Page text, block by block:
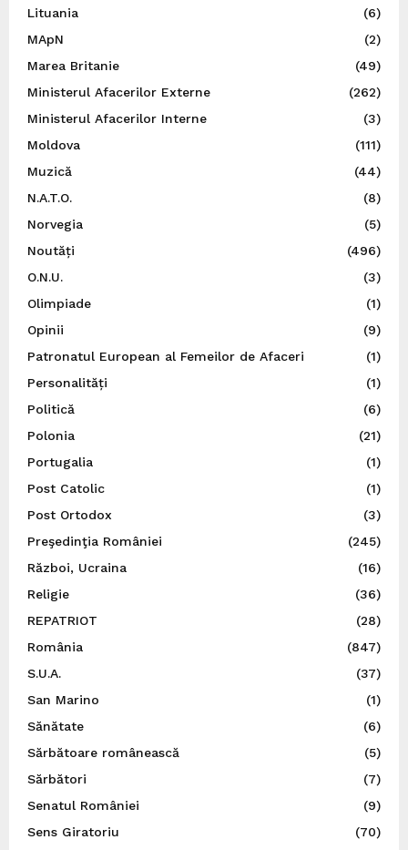
Lituania
(6)
MApN
(2)
Marea Britanie
(49)
Ministerul Afacerilor Externe
(262)
Ministerul Afacerilor Interne
(3)
Moldova
(111)
Muzică
(44)
N.A.T.O.
(8)
Norvegia
(5)
Noutăți
(496)
O.N.U.
(3)
Olimpiade
(1)
Opinii
(9)
Patronatul European al Femeilor de Afaceri
(1)
Personalități
(1)
Politică
(6)
Polonia
(21)
Portugalia
(1)
Post Catolic
(1)
Post Ortodox
(3)
Preşedinţia României
(245)
Război, Ucraina
(16)
Religie
(36)
REPATRIOT
(28)
România
(847)
S.U.A.
(37)
San Marino
(1)
Sănătate
(6)
Sărbătoare românească
(5)
Sărbători
(7)
Senatul României
(9)
Sens Giratoriu
(70)